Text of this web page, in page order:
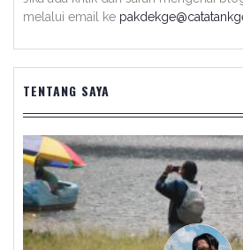
melalui email ke
TENTANG SAYA